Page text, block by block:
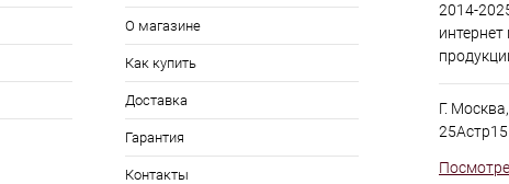
О магазине
Как купить
Доставка
Гарантия
Контакты
2014-
Г.
25Астр15